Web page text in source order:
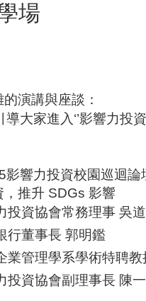
場
演講與座談：
大家進入‘’影響力投
響力投資校園巡迴論
推升 SDGs 影響
資協會常務理事 吳
行董事長 郭明鑑
管理學系學術特聘教
資協會副理事長 陳